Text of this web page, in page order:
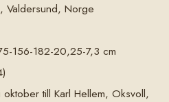
Valdersund, Norge
156-182-20,25-7,3 cm
oktober till Karl Hellem, Oksvoll,